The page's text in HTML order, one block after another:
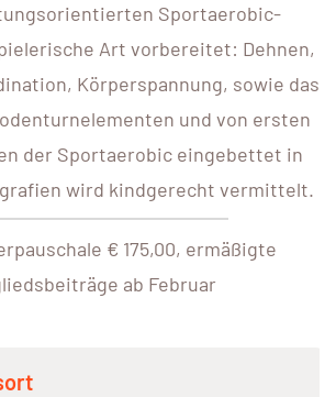
Sportaerobic-
Art vorbereitet: Dehnen,
Körperspannung, sowie das
und von ersten
der Sportaerobic eingebettet in
wird kindgerecht vermittelt.
€ 175,00, ermäßigte
ab Februar